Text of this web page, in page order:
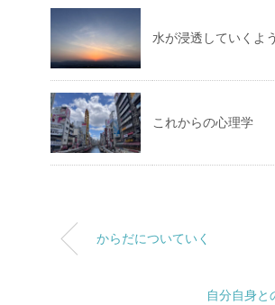
水が浸透していくよ
これからの心理学
からだについていく
自分自身と